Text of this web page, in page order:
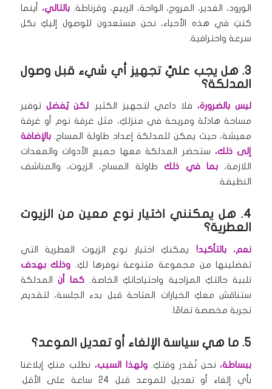
الورود، الغدير، المروج، الواحة، الربيع، وقرناطة.بالتالي، أينما
كنتِ في هذه الأحياء، نحن مستعدون للوصول إليكِ بكل
سرعة واحترافية.
3. هل يجب عليَّ تجهيز أي شيء قبل وصول
المدلكة؟
ليس بالضرورة،فلا داعي لتجهيز الكثير. لكن يُفضل توفير
مساحة هادئة ومريحة في منزلكِ، مثل غرفة نوم أو غرفة
معيشة، حيث يمكن للمدلكة إعداد طاولة المساج.بالإضافة
إلى ذلك،ستحضر المدلكة معها جميع الأدوات والمعدات
اللازمة، بما في ذلكطاولة المساج، الزيوت، والمناشف
النظيفة.
4. هل يمكنني اختيار نوع معين من الزيوت
العطرية؟
نعم، بالتأكيد! يمكنكِ اختيار نوع الزيوت العطرية التي
تفضلينها من مجموعة متنوعة نوفرها لكِ. وذلك بهدف
تلبية حالتكِ المزاجية واحتياجاتكِ الخاصة. كما أنالمدلكة
ستناقش معكِ الخيارات المتاحة قبل بدء الجلسة، لتقديم
تجربة مخصصة تمامًا.
5. ما هي سياسة الإلغاء أو تعديل الموعد؟
ببساطة، نحن نُقدر وقتكِ.ولهذا السبب، نطلب منكِ إبلاغنا
بأي إلغاء أو تعديل للموعد قبل 24 ساعة على الأقل.